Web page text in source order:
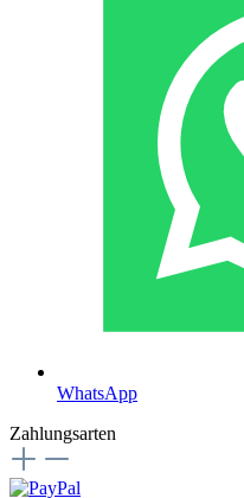
WhatsApp
Zahlungsarten